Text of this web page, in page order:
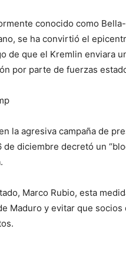
conocido como
se ha convirtió el
de que el Kremlin enviara
por parte de fuerzas
la agresiva campaña de
de diciembre decretó un
Marco Rubio, esta
Maduro y evitar que socios